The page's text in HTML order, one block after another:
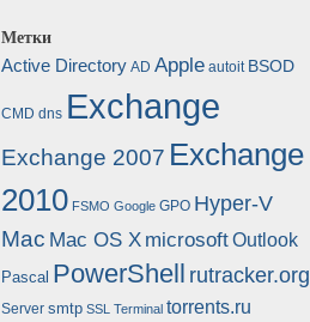
Метки
Active Directory AD Apple autoit BSOD
CMD dns Exchange
Exchange 2007 Exchange
2010 FSMO Google GPO Hyper-V
Mac Mac OS X microsoftOutlook
Pascal PowerShell rutracker.org
Server smtp SSL Terminal torrents.ru